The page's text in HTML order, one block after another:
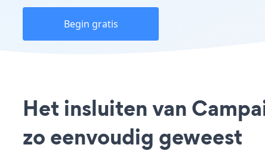
Begin gratis
Het insluiten van
zo eenvoudig geweest